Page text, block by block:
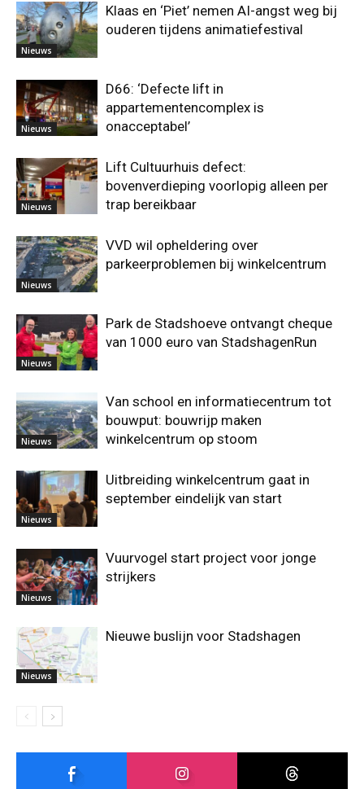
Nieuws
Klaas en ‘Piet’ nemen AI-angst weg bij
ouderen tijdens animatiefestival
Nieuws
D66: ‘Defecte lift in
appartementencomplex is
onacceptabel’
Nieuws
Lift Cultuurhuis defect:
bovenverdieping voorlopig alleen per
trap bereikbaar
Nieuws
VVD wil opheldering over
parkeerproblemen bij winkelcentrum
Nieuws
Park de Stadshoeve ontvangt cheque
van 1000 euro van StadshagenRun
Nieuws
Van school en informatiecentrum tot
bouwput: bouwrijp maken
winkelcentrum op stoom
Nieuws
Uitbreiding winkelcentrum gaat in
september eindelijk van start
Nieuws
Vuurvogel start project voor jonge
strijkers
Nieuws
Nieuwe buslijn voor Stadshagen